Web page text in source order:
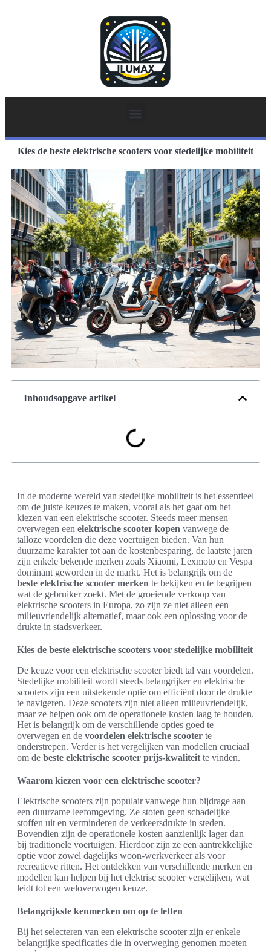
Kies de beste elektrische scooters voor stedelijke mobiliteit
Inhoudsopgave artikel
In de moderne wereld van stedelijke mobiliteit is het essentieel
om de juiste keuzes te maken, vooral als het gaat om het
kiezen van een elektrische scooter. Steeds meer mensen
overwegen een elektrische scooter kopen vanwege de
talloze voordelen die deze voertuigen bieden. Van hun
duurzame karakter tot aan de kostenbesparing, de laatste jaren
zijn enkele bekende merken zoals Xiaomi, Lexmoto en Vespa
dominant geworden in de markt. Het is belangrijk om de
beste elektrische scooter merken te bekijken en te begrijpen
wat de gebruiker zoekt. Met de groeiende verkoop van
elektrische scooters in Europa, zo zijn ze niet alleen een
milieuvriendelijk alternatief, maar ook een oplossing voor de
drukte in stadsverkeer.
Kies de beste elektrische scooters voor stedelijke mobiliteit
De keuze voor een elektrische scooter biedt tal van voordelen.
Stedelijke mobiliteit wordt steeds belangrijker en elektrische
scooters zijn een uitstekende optie om efficiënt door de drukte
te navigeren. Deze scooters zijn niet alleen milieuvriendelijk,
maar ze helpen ook om de operationele kosten laag te houden.
Het is belangrijk om de verschillende opties goed te
overwegen en de voordelen elektrische scooter te
onderstrepen. Verder is het vergelijken van modellen cruciaal
om de beste elektrische scooter prijs-kwaliteit te vinden.
Waarom kiezen voor een elektrische scooter?
Elektrische scooters zijn populair vanwege hun bijdrage aan
een duurzame leefomgeving. Ze stoten geen schadelijke
stoffen uit en verminderen de verkeersdrukte in steden.
Bovendien zijn de operationele kosten aanzienlijk lager dan
bij traditionele voertuigen. Hierdoor zijn ze een aantrekkelijke
optie voor zowel dagelijks woon-werkverkeer als voor
recreatieve ritten. Het ontdekken van verschillende merken en
modellen kan helpen bij het elektrisc scooter vergelijken, wat
leidt tot een weloverwogen keuze.
Belangrijkste kenmerken om op te letten
Bij het selecteren van een elektrische scooter zijn er enkele
belangrijke specificaties die in overweging genomen moeten